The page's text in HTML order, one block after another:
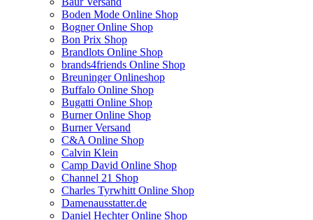
Boden Mode Online Shop
Bogner Online Shop
Bon Prix Shop
Brandlots Online Shop
brands4friends Online Shop
Breuninger Onlineshop
Buffalo Online Shop
Bugatti Online Shop
Burner Online Shop
Burner Versand
C&A Online Shop
Calvin Klein
Camp David Online Shop
Channel 21 Shop
Charles Tyrwhitt Online Shop
Damenausstatter.de
Daniel Hechter Online Shop